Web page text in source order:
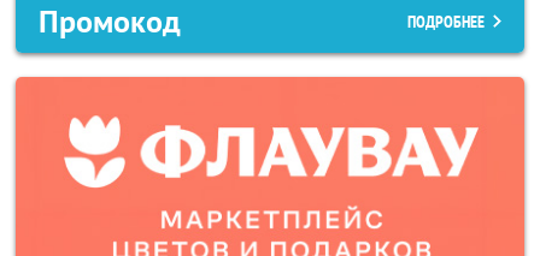
Промокод ПОДРОБНЕЕ